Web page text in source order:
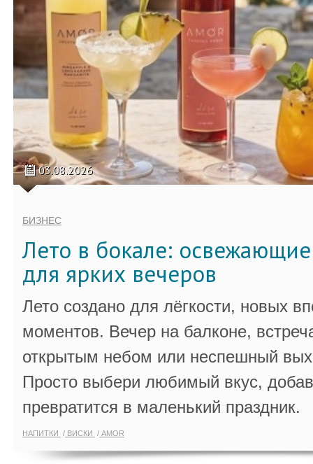
03.08.2026
БИЗНЕС
Лето в бокале:
для ярких вечеров
Лето создано для лёгкости, новых
моментов. Вечер на балконе,
открытым небом или неспешный
Просто выбери любимый вкус,
превратится в маленький праздник.
НАПИТКИ ВИСКИ AMOR